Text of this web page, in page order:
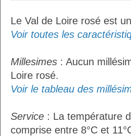
Le Val de Loire rosé est
Voir toutes les
Millesimes : Aucun
Loire rosé.
Voir le tableau des
Service : La température
comprise entre 8°C et